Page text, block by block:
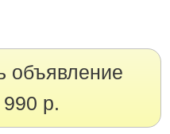
объявление
990 р.